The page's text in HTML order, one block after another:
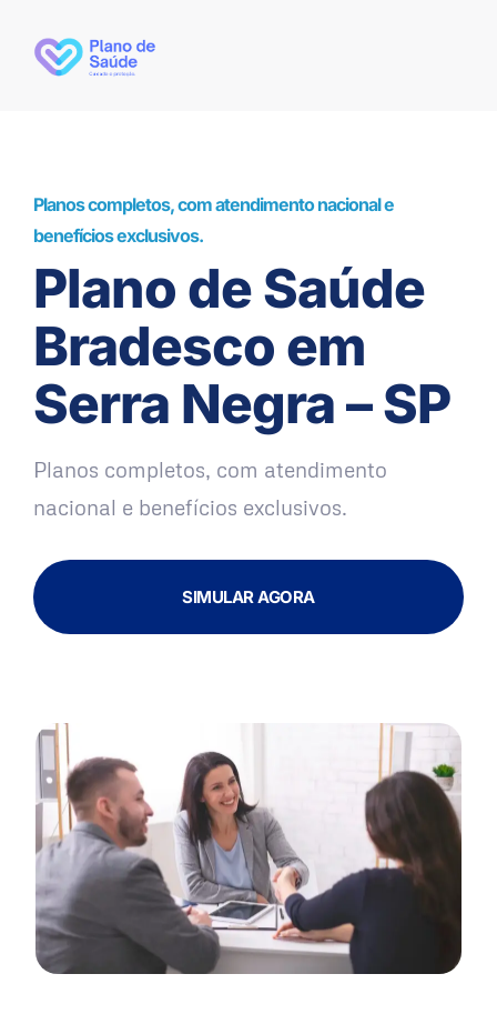
Planos completos, com atendimento nacional e
benefícios exclusivos.
Plano de Saúde
Bradesco em
Serra Negra – SP
Planos completos, com atendimento
nacional e benefícios exclusivos.
SIMULAR AGORA